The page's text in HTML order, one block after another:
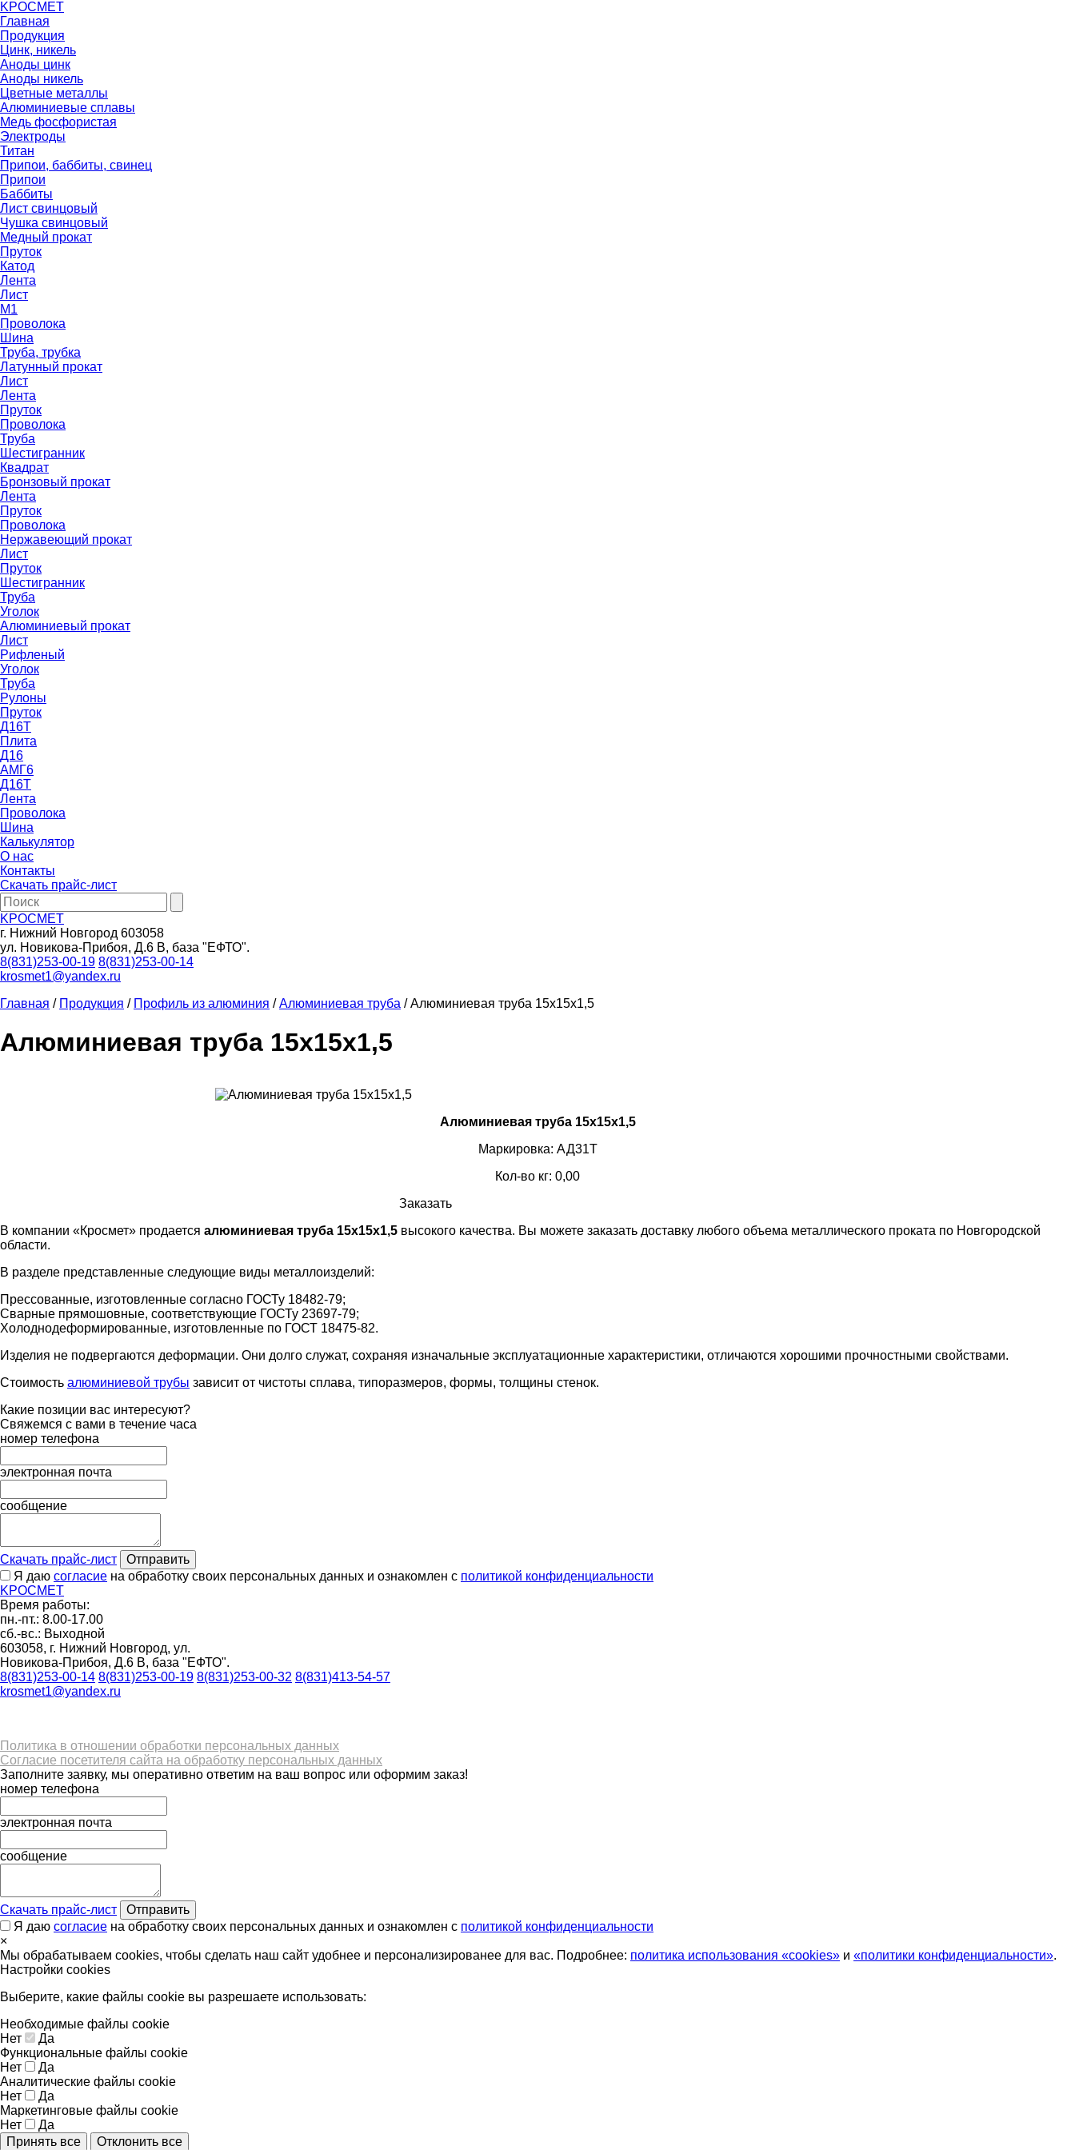
KРОСМ ЕТ
Главная
Продукция
Цинк, никель
Аноды цинк
Аноды никель
Цветные металлы
Алюминиевые сплавы
Медь фосфористая
Электроды
Титан
Припои, баббиты, свинец
Припои
Баббиты
Лист свинцовый
Чушка свинцовый
Медный прокат
Пруток
Катод
Лента
Лист
М1
Проволока
Шина
Труба, трубка
Латунный прокат
Лист
Лента
Пруток
Проволока
Труба
Шестигранник
Квадрат
Бронзовый прокат
Лента
Пруток
Проволока
Нержавеющий прокат
Лист
Пруток
Шестигранник
Труба
Уголок
Алюминиевый прокат
Лист
Рифленый
Уголок
Труба
Рулоны
Пруток
Д16Т
Плита
Д16
АМГ6
Д16Т
Лента
Проволока
Шина
Калькулятор
О нас
Контакты
Скачать прайс-лист
KРОСМЕТ
г. Нижний Новгород 603058
ул. Новикова-Прибоя, Д.6 В, база "ЕФТО".
8(831)253-00-19 8(831)253-00-14
krosmet1@yandex.ru
Главная / Продукция / Профиль из алюминия /Алюминиевая труба / Алюминиевая труба 15х15х1,5
Алюминиевая труба 15х15х1,5
Алюминиевая труба 15х15х1,5
Маркировка: АД31Т
Кол-во кг: 0,00
Заказать
В компании «Кросмет» продается алюминиевая труба 15х15х1,5 высокого качества. Вы можете заказать доставку любого объема металлического проката по Новгородской
области.
В разделе представленные следующие виды металлоизделий:
Прессованные, изготовленные согласно ГОСТу 18482-79;
Сварные прямошовные, соответствующие ГОСТу 23697-79;
Холоднодеформированные, изготовленные по ГОСТ 18475-82.
Изделия не подвергаются деформации. Они долго служат, сохраняя изначальные эксплуатационные характеристики, отличаются хорошими прочностными свойствами.
Стоимость алюминиевой трубы зависит от чистоты сплава, типоразмеров, формы, толщины стенок.
Какие позиции вас интересуют?
Свяжемся с вами в течение часа
номер телефона
электронная почта
сообщение
Скачать прайс-лист
Отправить
Я даю согласие на обработку своих персональных данных и ознакомлен с политикой конфиденциальности
KРОСМ ЕТ
Время работы:
пн.-пт.: 8.00-17.00
сб.-вс.: Выходной
603058, г. Нижний Новгород, ул.
Новикова-Прибоя, Д.6 В, база "ЕФТО".
8(831)253-00-14 8(831)253-00-19 8(831)253-00-32 8(831)413-54-57
krosmet1@yandex.ru
Политика в отношении обработки персональных данных
Согласие посетителя сайта на обработку персональных данных
Заполните заявку, мы оперативно ответим на ваш вопрос или оформим заказ!
номер телефона
электронная почта
сообщение
Скачать прайс-лист
Отправить
Я даю согласие на обработку своих персональных данных и ознакомлен с политикой конфиденциальности
×
Мы обрабатываем cookies, чтобы сделать наш сайт удобнее и персонализированее для вас. Подробнее: политика использования «cookies» и «политики конфиденциальности».
Настройки cookies
Выберите, какие файлы cookie вы разрешаете использовать:
Необходимые файлы cookie
Нет
Да
Функциональные файлы cookie
Нет
Да
Аналитические файлы cookie
Нет
Да
Маркетинговые файлы cookie
Нет
Да
Принять все
Отклонить все